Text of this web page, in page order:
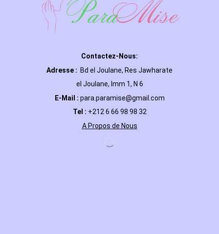
Contactez-Nous:
Adresse : Bd el Joulane, Res Jawharate
el Joulane, Imm 1, N 6
E-Mail : para.paramise@gmail.com
Tel : +212 6 66 98 98 32
A Propos de Nous